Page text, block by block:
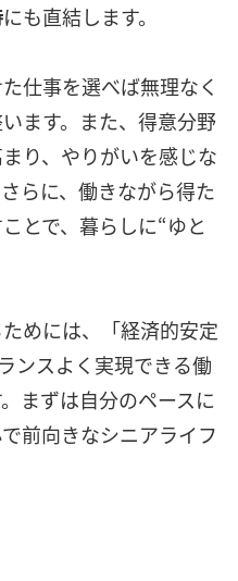
にも直結します。
仕事を選べば無理なく
ます。また、得意分野
り、やりがいを感じな
らに、働きながら得た
とで、暮らしに“ゆと
めには、「経済的安定
ンスよく実現できる働
まずは自分のペースに
前向きなシニアライフ